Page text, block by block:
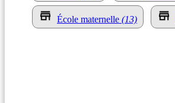
École maternelle (13)